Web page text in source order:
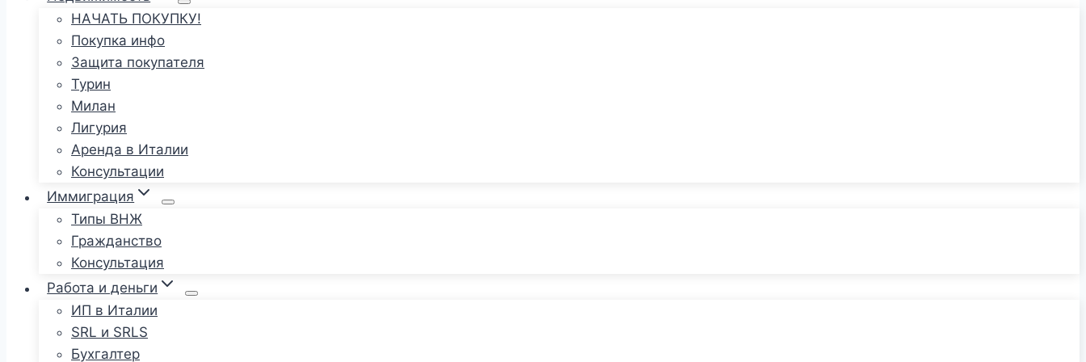
НАЧАТЬ ПОКУПКУ!
Покупка инфо
Защита покупателя
Турин
Милан
Лигурия
Аренда в Италии
Консультации
Иммиграция
Типы ВНЖ
Гражданство
Консультация
Работа и деньги
ИП в Италии
SRL и SRLS
Бухгалтер